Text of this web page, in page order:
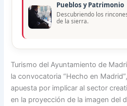
Pueblos y Patrimonio
Descubriendo los
de la sierra.
Turismo del Ayuntamiento de
la convocatoria “Hecho en
apuesta por implicar al sector
en la proyección de la imagen del